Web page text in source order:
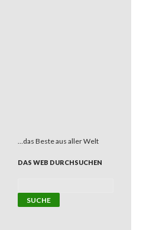
…das Beste aus aller Welt
DAS WEB DURCHSUCHEN